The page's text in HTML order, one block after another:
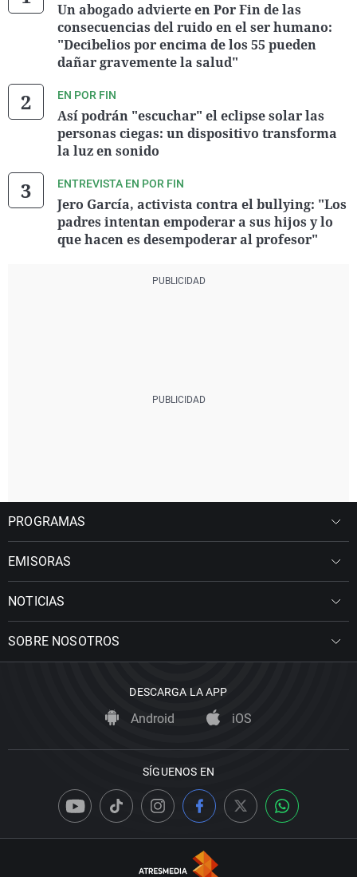
Un abogado advierte en Por Fin de las
consecuencias del ruido en el ser humano:
"Decibelios por encima de los 55 pueden
dañar gravemente la salud"
EN POR FIN
Así podrán "escuchar" el eclipse solar las
personas ciegas: un dispositivo transforma
la luz en sonido
ENTREVISTA EN POR FIN
Jero García, activista contra el bullying: "Los
padres intentan empoderar a sus hijos y lo
que hacen es desempoderar al profesor"
PROGRAMAS
EMISORAS
NOTICIAS
SOBRE NOSOTROS
DESCARGA LA APP
Android iOS
SÍGUENOS EN